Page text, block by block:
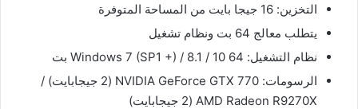
التخزين: 16 جيجا بايت من المساحة المتوفرة
يتطلب معالج 64 بت ونظام تشغيل
نظام التشغيل: Windows 7 (SP1 +) / 8.1 / 10 64 بت
الرسومات: NVIDIA GeForce GTX 770 (2 جيجابايت) /
AMD Radeon R9270X (2 جيجابايت)